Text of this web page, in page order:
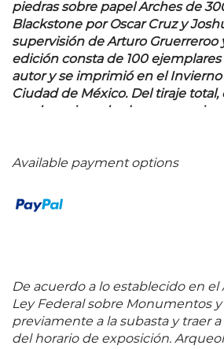
piedras sobre papel Arches de
Blackstone por Oscar Cruz y
supervisión de Arturo Gruerreroo
edición consta de 100
autor y se imprimió en el Invierno
Ciudad de México. Del tiraje total,
con los seis grabados en un
imagen 50 x 150 cm medidas
Available payment options
De acuerdo a lo establecido en el
Ley Federal sobre Monumentos y
previamente a la subasta y traer
del horario de exposición.